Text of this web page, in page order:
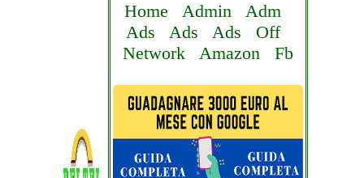
Home Admin
Adm
Ads
Ads Ads
Off
Network
Amazon Fb